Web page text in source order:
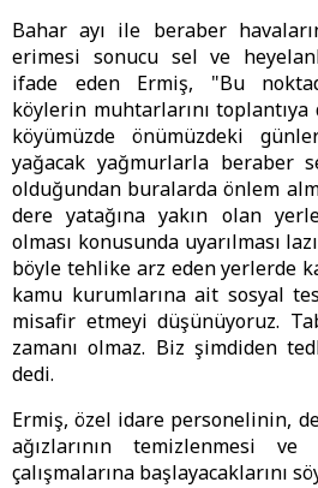
Bahar ayı ile beraber
erimesi sonucu sel ve
ifade eden Ermiş, "Bu
köylerin muhtarlarını toplantıya
köyümüzde önümüzdeki
yağacak yağmurlarla beraber
olduğundan buralarda önlem
dere yatağına yakın olan
olması konusunda uyarılması
böyle tehlike arz eden yerlerde
kamu kurumlarına ait sosyal
misafir etmeyi düşünüyoruz.
zamanı olmaz. Biz şimdiden
dedi.
Ermiş, özel idare personelinin,
ağızlarının temizlenmesi
çalışmalarına başlayacaklarını